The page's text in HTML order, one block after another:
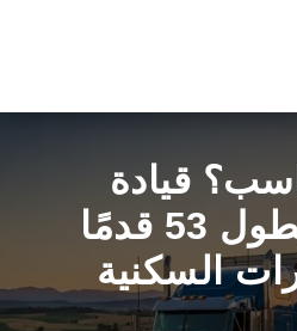
قيادة
شاحنات بطول 53 قدمًا
السكنية